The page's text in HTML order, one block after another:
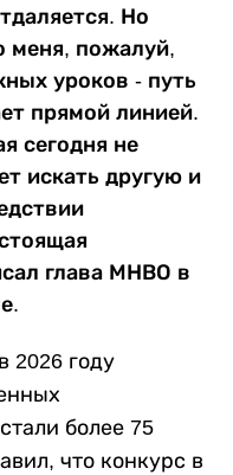
Но
меня, пожалуй,
уроков - путь
прямой линией.
сегодня не
искать другую и
глава МНВО в
2026 году
более 75
что конкурс в